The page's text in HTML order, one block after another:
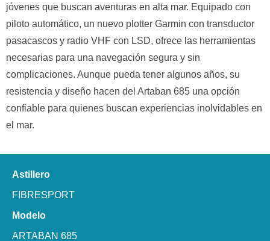
jóvenes que buscan aventuras en alta mar. Equipado con
piloto automático, un nuevo plotter Garmin con transductor
pasacascos y radio VHF con LSD, ofrece las herramientas
necesarias para una navegación segura y sin
complicaciones. Aunque pueda tener algunos años, su
resistencia y diseño hacen del Artaban 685 una opción
confiable para quienes buscan experiencias inolvidables en
el mar.
Astillero
FIBRESPORT
Modelo
ARTABAN 685